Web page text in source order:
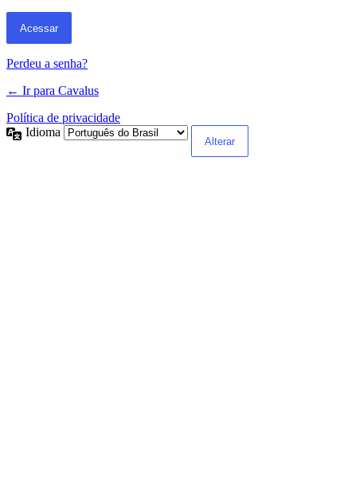
Perdeu a senha?
← Ir para Cavalus
Política de privacidade
Idioma